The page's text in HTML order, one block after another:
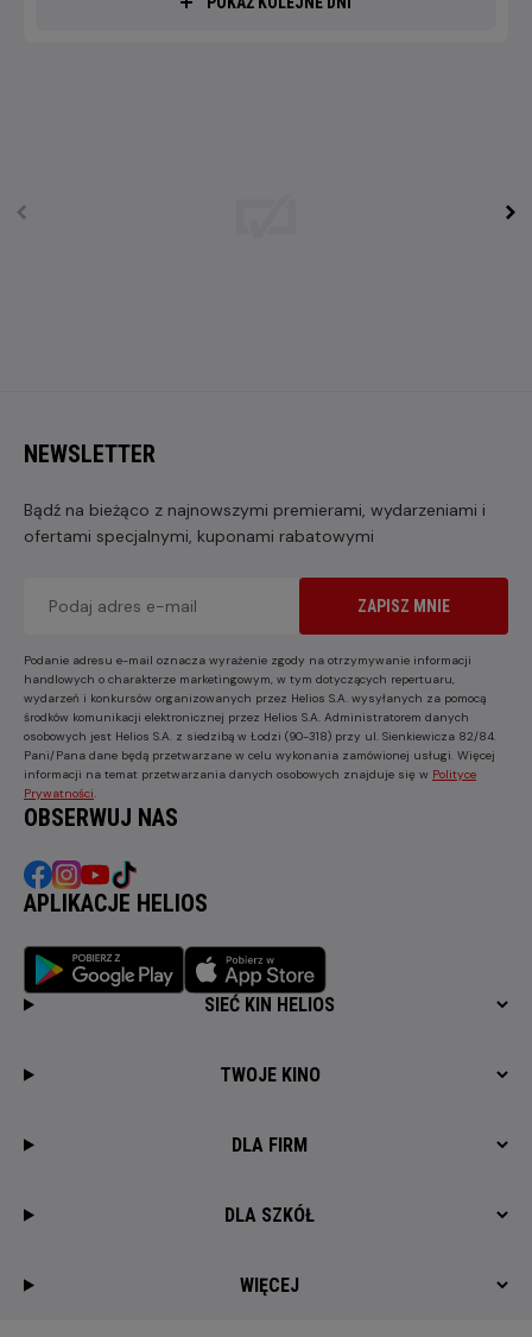
NEWSLETTER
Bądź na bieżąco z najnowszymi premierami, wydarzeniami i
ofertami specjalnymi, kuponami rabatowymi
ZAPISZ MNIE
Podanie adresu e-mail oznacza wyrażenie zgody na otrzymywanie informacji
handlowych o charakterze marketingowym, w tym dotyczących repertuaru,
wydarzeń i konkursów organizowanych przez Helios S.A. wysyłanych za pomocą
środków komunikacji elektronicznej przez Helios S.A. Administratorem danych
osobowych jest Helios S.A. z siedzibą w Łodzi (90-318) przy ul. Sienkiewicza 82/84.
Pani/Pana dane będą przetwarzane w celu wykonania zamówionej usługi. Więcej
informacji na temat przetwarzania danych osobowych znajduje się w Polityce
Prywatności.
OBSERWUJ NAS
APLIKACJE HELIOS
SIEĆ KIN HELIOS
TWOJE KINO
DLA FIRM
DLA SZKÓŁ
WIĘCEJ